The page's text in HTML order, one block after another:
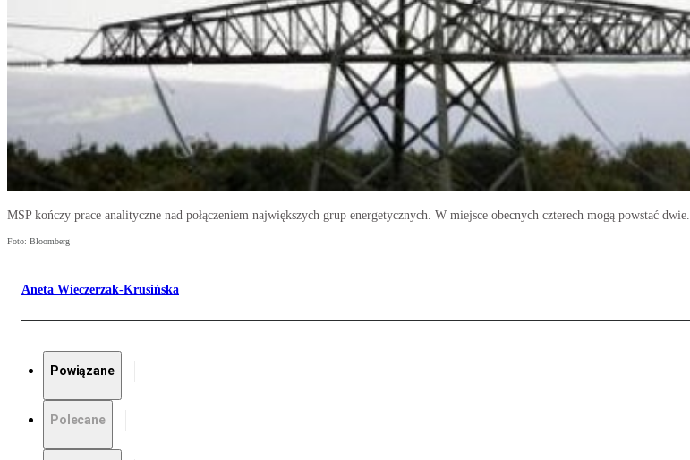
MSP kończy prace analityczne nad połączeniem największych grup energetycznych. W miejsce obecnych czterech mogą powstać dwie.
Foto: Bloomberg
Aneta Wieczerzak-Krusińska
Powiązane
Polecane